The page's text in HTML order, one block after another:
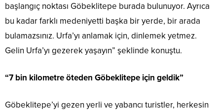
başlangıç noktası Göbeklitepe burada bulunuyor. Ayrıca
bu kadar farklı medeniyetti başka bir yerde, bir arada
bulamazsınız. Urfa’yı anlamak için, dinlemek yetmez.
Gelin Urfa’yı gezerek yaşayın” şeklinde konuştu.
“7 bin kilometre öteden Göbeklitepe için geldik”
Göbeklitepe’yi gezen yerli ve yabancı turistler, herkesin